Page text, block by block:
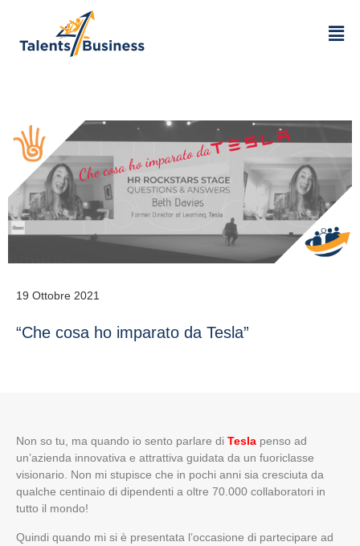
19 Ottobre 2021
“Che cosa ho imparato da Tesla”
Non so tu, ma quando io sento parlare di Tesla penso ad
un’azienda innovativa e attrattiva guidata da un fuoriclasse
visionario. Non mi stupisce che in pochi anni sia cresciuta da
qualche centinaio di dipendenti a oltre 70.000 collaboratori in
tutto il mondo!
Quindi quando mi si è presentata l’occasione di partecipare ad